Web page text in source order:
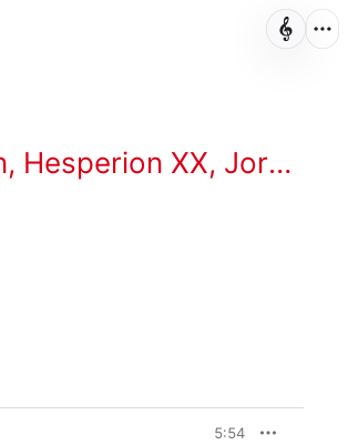
, Hesperion XX, Jordi Savall
5:54